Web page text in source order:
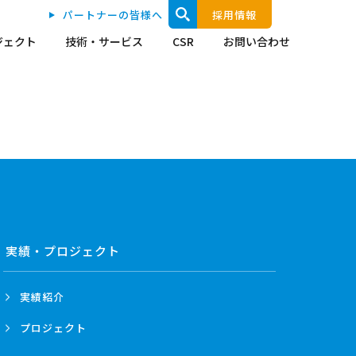
クト 技術・サービス CSR お問い合わせ
パートナーの皆様へ 採用情報
実績・プロジェクト
実績紹介
プロジェクト